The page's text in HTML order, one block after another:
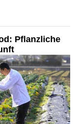
Pflanzliche